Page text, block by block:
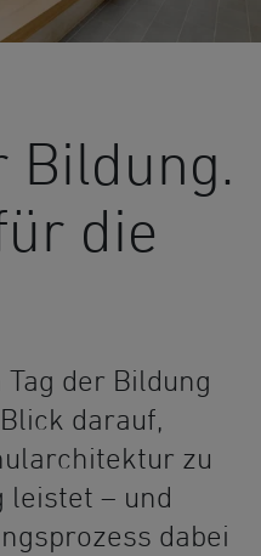
Bildung.
die
der Bildung
darauf,
zu
leistet – und
dabei